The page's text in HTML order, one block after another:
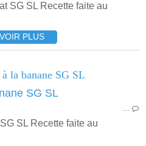
SG SL Recette faite au
PLUS
la banane SG SL
SL Recette faite au